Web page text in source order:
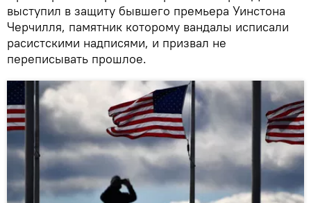
выступил в защиту бывшего премьера Уинстона
Черчилля, памятник которому вандалы исписали
расистскими надписями, и призвал не
переписывать прошлое.